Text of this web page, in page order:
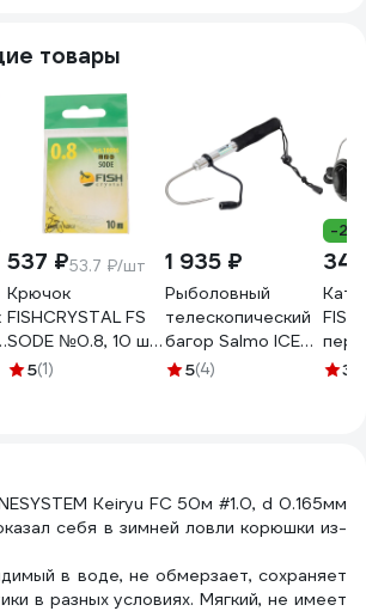
товары
537 ₽53.7 ₽/шт
Крючок
FISHCRYSTAL FS
SODE №0.8, 10 шт
10006-008F
5(1)
1 935 ₽
Рыболовный
телескопический
багор Salmo ICE
GAFF 62 ZG-62
5(4)
-
FISHING
3
Keiryu FC 50м #1.0, d 0.165мм
себя в зимней ловли корюшки из-
в воде, не обмерзает, сохраняет
в разных условиях. Мягкий, не имеет